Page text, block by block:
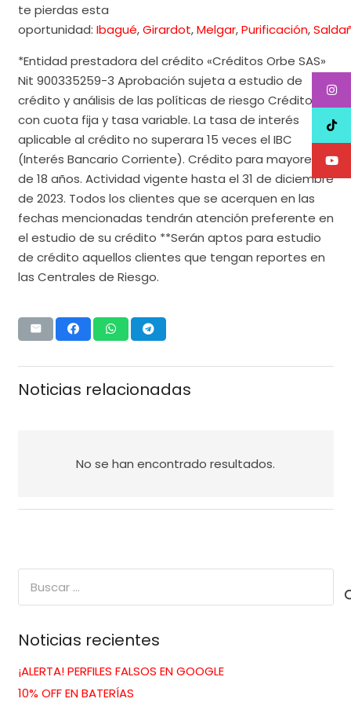
te pierdas esta
oportunidad: Ibagué,Girardot,Melgar,Purificación,
*Entidad prestadora del crédito «Créditos Orbe SAS»
Nit 900335259-3 Aprobación sujeta a estudio de
crédito y análisis de las políticas de riesgo Crédito
con cuota fija y tasa variable. La tasa de interés
aplicable al crédito no superara 15 veces el IBC
(Interés Bancario Corriente). Crédito para mayores
de 18 años. Actividad vigente hasta el 31 de diciembre
de 2023. Todos los clientes que se acerquen en las
fechas mencionadas tendrán atención preferente en
el estudio de su crédito **Serán aptos para estudio
de crédito aquellos clientes que tengan reportes en
las Centrales de Riesgo.
Noticias relacionadas
No se han encontrado resultados.
Noticias recientes
¡ALERTA! PERFILES FALSOS EN GOOGLE
10% OFF EN BATERÍAS